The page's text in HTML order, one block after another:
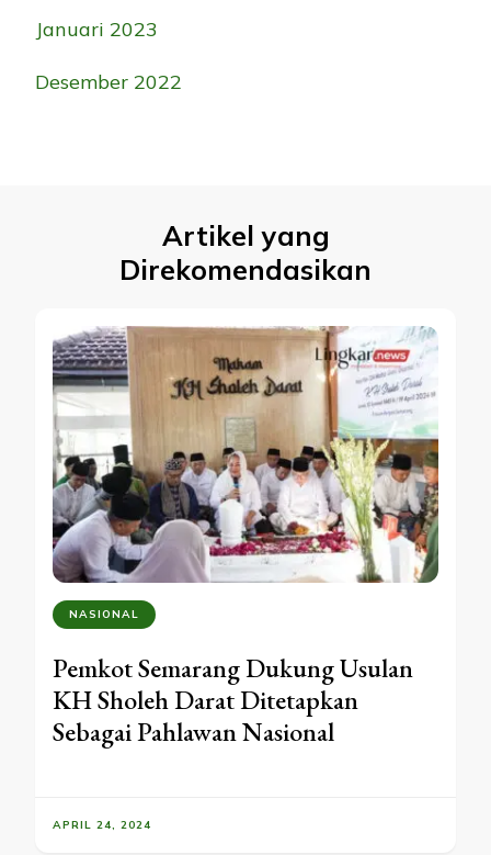
Januari 2023
Desember 2022
Artikel yang
Direkomendasikan
NASIONAL
Pemkot Semarang Dukung Usulan
KH Sholeh Darat Ditetapkan
Sebagai Pahlawan Nasional
APRIL 24, 2024